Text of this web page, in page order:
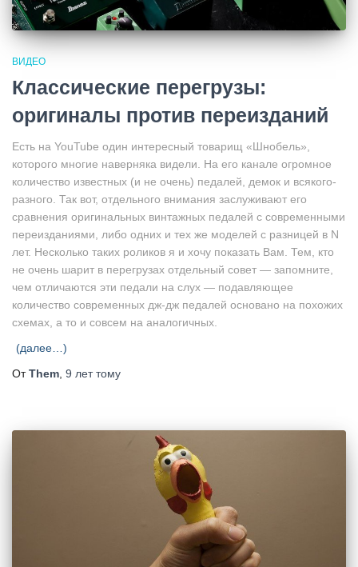
ВИДЕО
Классические перегрузы:
оригиналы против переизданий
Есть на YouTube один интересный товарищ «Шнобель»,
которого многие наверняка видели. На его канале огромное
количество известных (и не очень) педалей, демок и всякого-
разного. Так вот, отдельного внимания заслуживают его
сравнения оригинальных винтажных педалей с современными
переизданиями, либо одних и тех же моделей с разницей в N
лет. Несколько таких роликов я и хочу показать Вам. Тем, кто
не очень шарит в перегрузах отдельный совет — запомните,
чем отличаются эти педали на слух — подавляющее
количество современных дж-дж педалей основано на похожих
схемах, а то и совсем на аналогичных.
(далее…)
ОтThem, 9 леттому